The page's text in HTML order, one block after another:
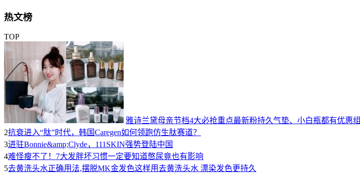
热文榜
TOP
雅诗兰黛母亲节档4大必抢重点最新粉持久气垫、小白瓶都有优惠组
2抗衰进入“肽”时代，韩国Caregen如何领跑仿生肽赛道？
3进驻Bonnie&amp;Clyde，111SKIN强势登陆中国
4难怪瘦不了！7大发胖坏习惯一定要知道憋尿竟也有影响
5去黄洗头水正确用法,摆脱MK金发色这样用去黄洗头水 漂染发色更持久